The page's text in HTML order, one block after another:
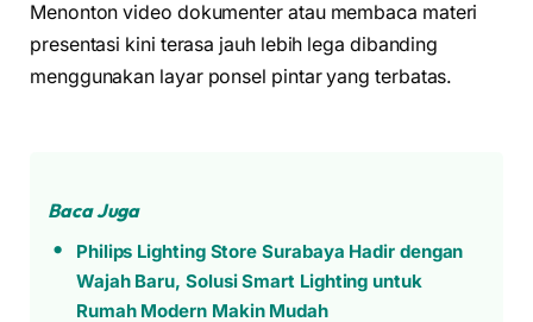
Menonton video dokumenter atau membaca materi
presentasi kini terasa jauh lebih lega dibanding
menggunakan layar ponsel pintar yang terbatas.
Baca Juga
Philips Lighting Store Surabaya Hadir dengan
Wajah Baru, Solusi Smart Lighting untuk
Rumah Modern Makin Mudah